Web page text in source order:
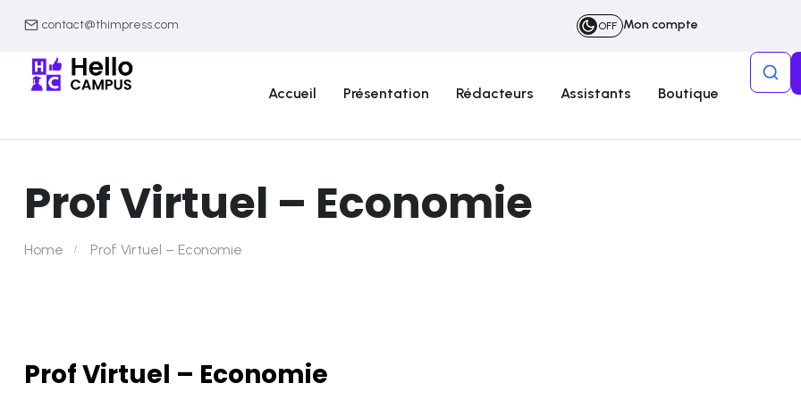
contact@thimpress.com OFF Mon compte
Accueil Présentation Rédacteurs Assistants Boutique
Prof Virtuel – Economie
Home Prof Virtuel – Economie
Prof Virtuel – Economie